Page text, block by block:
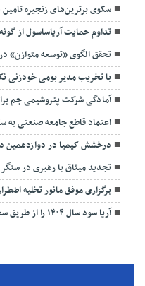
سکوی برترین‌های زنجیره
تداوم حمایت آریاساسول از
تحقق الگوی «توسعه متوازن»
با تخریب مدیر بومی خودزنی
آمادگی شرکت پتروشیمی جم
اعتماد قاطع جامعه صنعتی به
درخشش کیمیا در دوازدهمین
تجدید میثاق با رهبری در
برگزاری موفق مانور تخلیه
آریا سود سال ۱۴۰۴ را از طریق سجام واریز کرد